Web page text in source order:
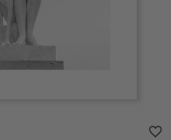
favorite_border